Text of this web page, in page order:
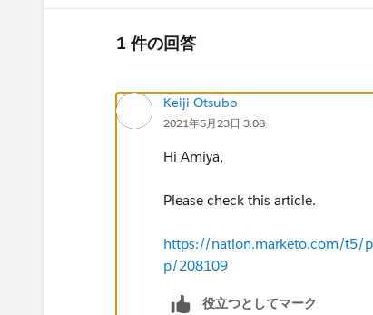
1 件の回答
Keiji Otsubo
2021年5月23日 3:08
Hi Amiya,
Please check this article.
https://nation.marketo.com/t5/
p/208109
役立つとしてマーク